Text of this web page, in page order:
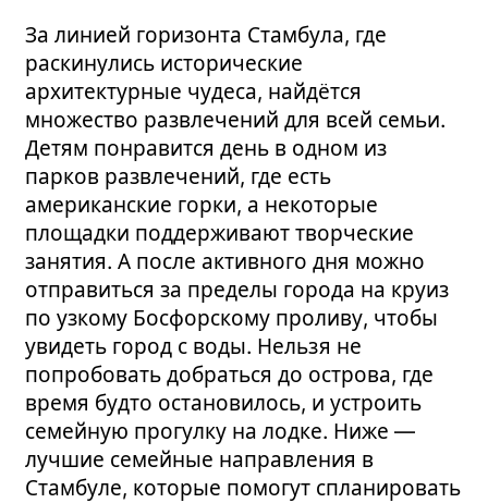
За линией горизонта Стамбула, где
раскинулись исторические
архитектурные чудеса, найдётся
множество развлечений для всей семьи.
Детям понравится день в одном из
парков развлечений, где есть
американские горки, а некоторые
площадки поддерживают творческие
занятия. А после активного дня можно
отправиться за пределы города на круиз
по узкому Босфорскому проливу, чтобы
увидеть город с воды. Нельзя не
попробовать добраться до острова, где
время будто остановилось, и устроить
семейную прогулку на лодке. Ниже —
лучшие семейные направления в
Стамбуле, которые помогут спланировать